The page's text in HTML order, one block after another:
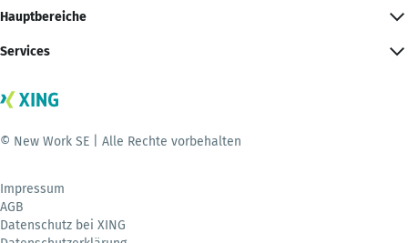
Hauptbereiche
Services
© New Work SE | Alle Rechte vorbehalten
Impressum
AGB
Datenschutz bei XING